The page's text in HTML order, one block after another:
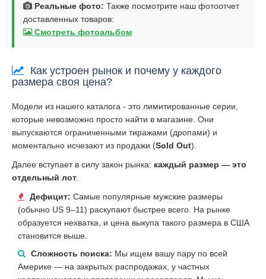
Реальные фото: Также посмотрите наш фотоотчет
доставленных товаров:
Смотреть фотоальбом
Как устроен рынок и почему у каждого
размера своя цена?
Модели из нашего каталога - это лимитированные серии,
которые невозможно просто найти в магазине. Они
выпускаются ограниченными тиражами (дропами) и
моментально исчезают из продажи (Sold Out).
Далее вступает в силу закон рынка: каждый размер — это
отдельный лот
Дефицит: Самые популярные мужские размеры
(обычно US 9–11) раскупают быстрее всего. На рынке
образуется нехватка, и цена выкупа такого размера в США
становится выше.
Сложность поиска: Мы ищем вашу пару по всей
Америке — на закрытых распродажах, у частных